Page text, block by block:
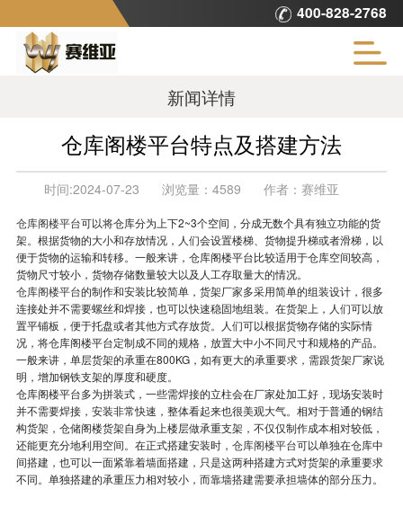
400-828-2768
新闻详情
仓库阁楼平台特点及搭建方法
时间:2024-07-23 浏览量： 4589 作者： 赛维亚
仓库阁楼平台可以将仓库分为上下2~3个空间，分成无数个具有独立功能的货
架。根据货物的大小和存放情况，人们会设置楼梯、货物提升梯或者滑梯，以
便于货物的运输和转移。一般来讲，仓库阁楼平台比较适用于仓库空间较高，
货物尺寸较小，货物存储数量较大以及人工存取量大的情况。
仓库阁楼平台的制作和安装比较简单，货架厂家多采用简单的组装设计，很多
连接处并不需要螺丝和焊接，也可以快速稳固地组装。在货架上，人们可以放
置平铺板，便于托盘或者其他方式存放货。人们可以根据货物存储的实际情
况，将仓库阁楼平台定制成不同的规格，放置大中小不同尺寸和规格的产品。
一般来讲，单层货架的承重在800KG，如有更大的承重要求，需跟货架厂家说
明，增加钢铁支架的厚度和硬度。
仓库阁楼平台多为拼装式，一些需焊接的立柱会在厂家处加工好，现场安装时
并不需要焊接，安装非常快速，整体看起来也很美观大气。相对于普通的钢结
构货架，仓储阁楼货架自身为上楼层做承重支架，不仅仅制作成本相对较低，
还能更充分地利用空间。在正式搭建安装时， 仓库阁楼平台可以单独在仓库中
间搭建，也可以一面紧靠着墙面搭建，只是这两种搭建方式对货架的承重要求
不同。单独搭建的承重压力相对较小，而靠墙搭建需要承担墙体的部分压力。